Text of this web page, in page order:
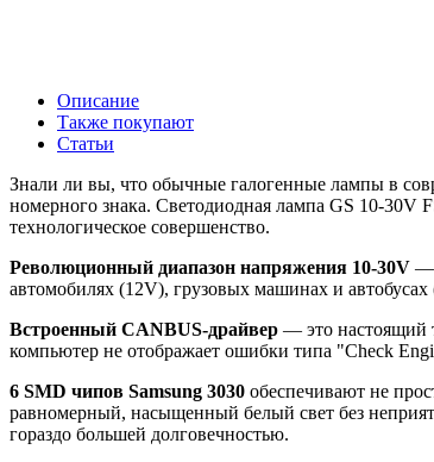
Описание
Также покупают
Статьи
Знали ли вы, что обычные галогенные лампы в
номерного знака. Светодиодная лампа GS 10-30V
технологическое совершенство.
Революционный диапазон напряжения 10-30V —
автомобилях (12V), грузовых машинах и
Встроенный CANBUS-драйвер — это настоящий
компьютер не отображает ошибки типа "Check
6 SMD чипов Samsung 3030 обеспечивают не
равномерный, насыщенный белый свет без
гораздо большей долговечностью.